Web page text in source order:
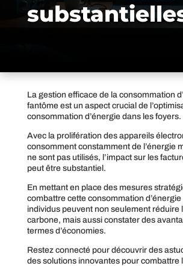
La gestion efficace de la consommation
fantôme est un aspect crucial de
consommation d’énergie dans les foyers.
Avec la prolifération des appareils
consomment constamment de l’énergie
ne sont pas utilisés, l’impact sur les
peut être substantiel.
En mettant en place des mesures
combattre cette consommation
individus peuvent non seulement réduire
carbone, mais aussi constater des
termes d’économies.
Restez connecté pour découvrir des
des solutions innovantes pour combattre